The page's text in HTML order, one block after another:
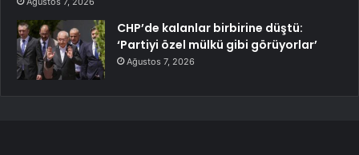
CHP’de kalanlar birbirine düştü:
‘Partiyi özel mülkü gibi görüyorlar’
Ağustos 7, 2026